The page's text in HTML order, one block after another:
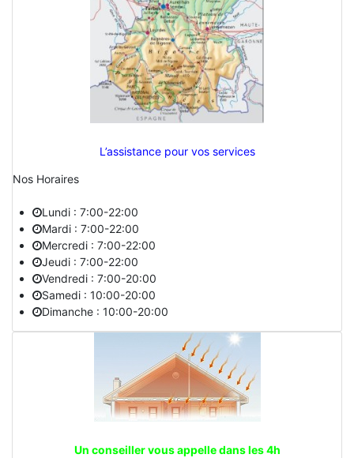
L’assistance pour vos services
Nos Horaires
Lundi : 7:00-22:00
Mardi : 7:00-22:00
Mercredi : 7:00-22:00
Jeudi : 7:00-22:00
Vendredi : 7:00-20:00
Samedi : 10:00-20:00
Dimanche : 10:00-20:00
Un conseiller vous appelle dans les 4h